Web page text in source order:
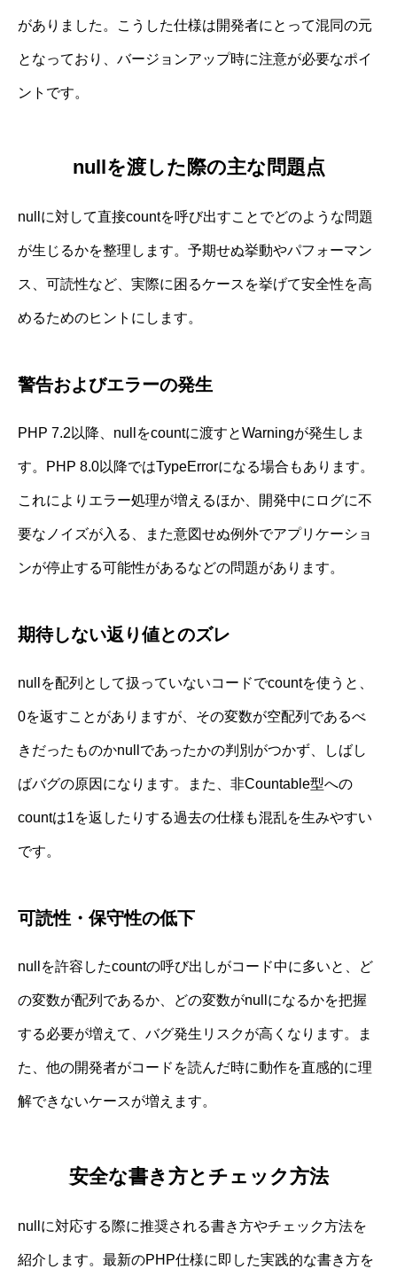
がありました。こうした仕様は開発者にとって混同の元
となっており、バージョンアップ時に注意が必要なポイ
ントです。
nullを渡した際の主な問題点
nullに対して直接countを呼び出すことでどのような問題
が生じるかを整理します。予期せぬ挙動やパフォーマン
ス、可読性など、実際に困るケースを挙げて安全性を高
めるためのヒントにします。
警告およびエラーの発生
PHP 7.2以降、nullをcountに渡すとWarningが発生しま
す。PHP 8.0以降ではTypeErrorになる場合もあります。
これによりエラー処理が増えるほか、開発中にログに不
要なノイズが入る、また意図せぬ例外でアプリケーショ
ンが停止する可能性があるなどの問題があります。
期待しない返り値とのズレ
nullを配列として扱っていないコードでcountを使うと、
0を返すことがありますが、その変数が空配列であるべ
きだったものかnullであったかの判別がつかず、しばし
ばバグの原因になります。また、非Countable型への
countは1を返したりする過去の仕様も混乱を生みやすい
です。
可読性・保守性の低下
nullを許容したcountの呼び出しがコード中に多いと、ど
の変数が配列であるか、どの変数がnullになるかを把握
する必要が増えて、バグ発生リスクが高くなります。ま
た、他の開発者がコードを読んだ時に動作を直感的に理
解できないケースが増えます。
安全な書き方とチェック方法
nullに対応する際に推奨される書き方やチェック方法を
紹介します。最新のPHP仕様に即した実践的な書き方を